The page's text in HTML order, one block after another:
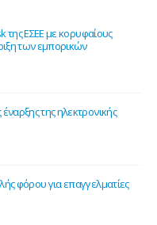
της ΕΣΕΕ με κορυφαίους
των εμπορικών
της ηλεκτρονικής
φόρου για επαγγελματίες